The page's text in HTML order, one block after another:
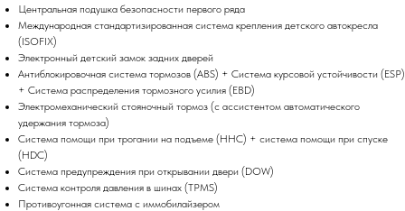
Центральная подушка безопасности первого ряда
Международная стандартизированная система крепления детского автокресла
(ISOFIX)
Электронный детский замок задних дверей
Антиблокировочная система тормозов (ABS) + Система курсовой устойчивости (ESP)
+ Система распределения тормозного усилия (EBD)
Электромеханический стояночный тормоз (с ассистентом автоматического
удержания тормоза)
Система помощи при трогании на подъеме (HHC) + система помощи при спуске
(HDC)
Система предупреждения при открывании двери (DOW)
Система контроля давления в шинах (TPMS)
Противоугонная система с иммобилайзером